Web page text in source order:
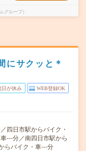
グループ）
にサクッと＊
日が休み WEB登録OK
四日市駅からバイク・
---分／南四日市駅から
らバイク・車---分